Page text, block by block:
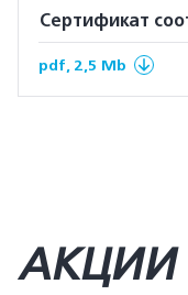
Сертификат
pdf, 2,5 Mb
АКЦИИ